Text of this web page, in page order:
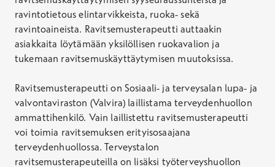
ravintotietous elintarvikkeista, ruoka- sekä
ravintoaineista. Ravitsemusterapeutti auttaakin
asiakkaita löytämään yksilöllisen ruokavalion ja
tukemaan ravitsemuskäyttäytymisen muutoksissa.
Ravitsemusterapeutti on Sosiaali- ja terveysalan lupa- ja
valvontaviraston (Valvira) laillistama terveydenhuollon
ammattihenkilö. Vain laillistettu ravitsemusterapeutti
voi toimia ravitsemuksen erityisosaajana
terveydenhuollossa. Terveystalon
ravitsemusterapeuteilla on lisäksi työterveyshuollon